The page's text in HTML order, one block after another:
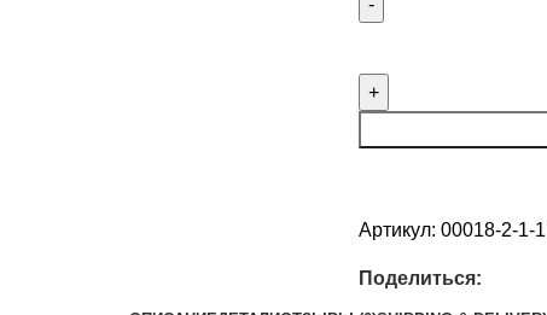
Артикул: 00018-2-1-1
Поделиться: